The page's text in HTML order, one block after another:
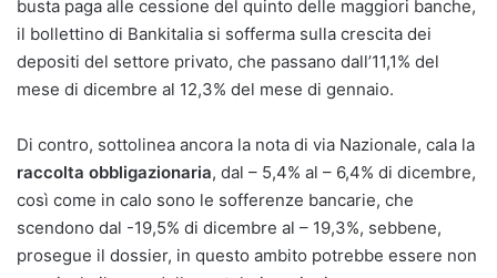
busta paga alle cessione del quinto delle maggiori banche,
il bollettino di Bankitalia si sofferma sulla crescita dei
depositi del settore privato, che passano dall’11,1% del
mese di dicembre al 12,3% del mese di gennaio.
Di contro, sottolinea ancora la nota di via Nazionale, cala la
raccolta obbligazionaria, dal – 5,4% al – 6,4% di dicembre,
così come in calo sono le sofferenze bancarie, che
scendono dal -19,5% di dicembre al – 19,3%, sebbene,
prosegue il dossier, in questo ambito potrebbe essere non